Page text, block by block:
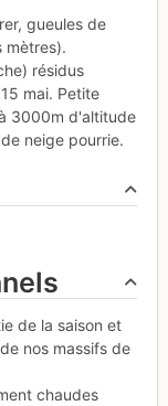
gueules de
mètres).
résidus
mai. Petite
3000m d'altitude
neige pourrie.
de la saison et
nos massifs de
chaudes